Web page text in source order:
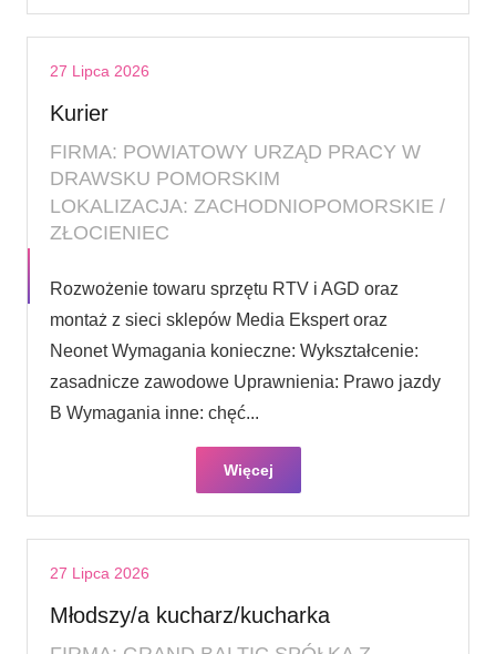
27 Lipca 2026
Kurier
FIRMA: POWIATOWY URZĄD PRACY W
DRAWSKU POMORSKIM
LOKALIZACJA: ZACHODNIOPOMORSKIE /
ZŁOCIENIEC
Rozwożenie towaru sprzętu RTV i AGD oraz
montaż z sieci sklepów Media Ekspert oraz
Neonet Wymagania konieczne: Wykształcenie:
zasadnicze zawodowe Uprawnienia: Prawo jazdy
B Wymagania inne: chęć...
Więcej
27 Lipca 2026
Młodszy/a kucharz/kucharka